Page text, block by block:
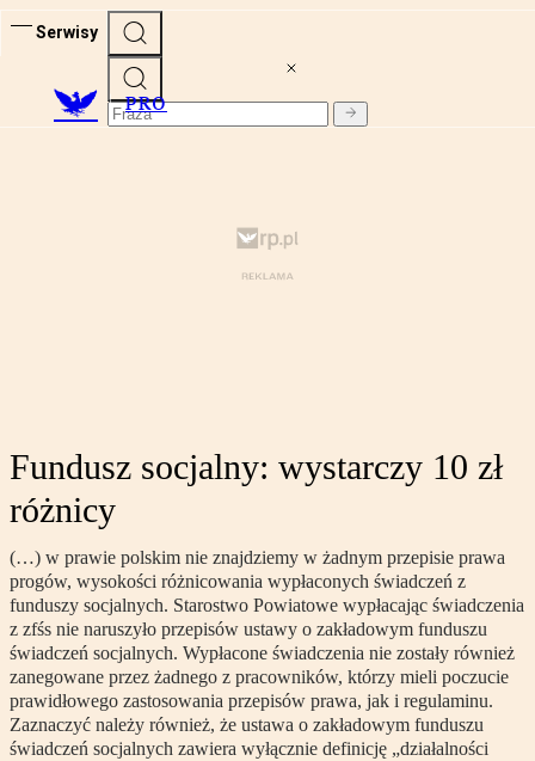
Serwisy
PRO
Fundusz socjalny: wystarczy 10 zł
różnicy
(…) w prawie polskim nie znajdziemy w żadnym przepisie prawa
progów, wysokości różnicowania wypłaconych świadczeń z
funduszy socjalnych. Starostwo Powiatowe wypłacając świadczenia
z zfśs nie naruszyło przepisów ustawy o zakładowym funduszu
świadczeń socjalnych. Wypłacone świadczenia nie zostały również
zanegowane przez żadnego z pracowników, którzy mieli poczucie
prawidłowego zastosowania przepisów prawa, jak i regulaminu.
Zaznaczyć należy również, że ustawa o zakładowym funduszu
świadczeń socjalnych zawiera wyłącznie definicję „działalności